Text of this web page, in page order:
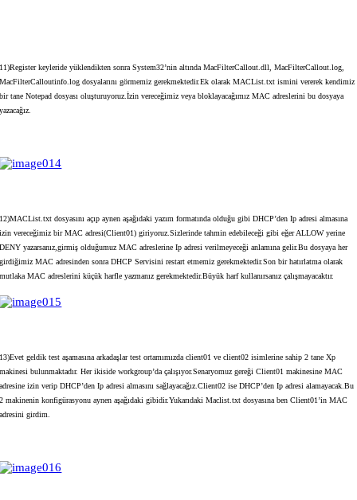
11)Register keyleride yüklendikten sonra System32’nin altında MacFilterCallout.dll, MacFilterCallout.log,
MacFilterCalloutinfo.log dosyalarını görmemiz gerekmektedir.Ek olarak MACList.txt ismini vererek kendimiz
bir tane Notepad dosyası oluşturuyoruz.İzin vereceğimiz veya bloklayacağımız MAC adreslerini bu dosyaya
yazacağız.
12)MACList.txt dosyasını açıp aynen aşağıdaki yazım formatında olduğu gibi DHCP’den Ip adresi almasına
izin vereceğimiz bir MAC adresi(Client01) giriyoruz.Sizlerinde tahmin edebileceği gibi eğer ALLOW yerine
DENY yazarsanız,girmiş olduğumuz MAC adreslerine Ip adresi verilmeyeceği anlamına gelir.Bu dosyaya her
girdiğimiz MAC adresinden sonra DHCP Servisini restart etmemiz gerekmektedir.Son bir hatırlatma olarak
mutlaka MAC adreslerini küçük harfle yazmanız gerekmektedir.Büyük harf kullanırsanız çalışmayacaktır.
13)Evet geldik test aşamasına arkadaşlar test ortamımızda client01 ve client02 isimlerine sahip 2 tane Xp
makinesi bulunmaktadır. Her ikiside workgroup’da çalışıyor.Senaryomuz gereği Client01 makinesine MAC
adresine izin verip DHCP’den Ip adresi almasını sağlayacağız.Client02 ise DHCP’den Ip adresi alamayacak.Bu
2 makinenin konfigürasyonu aynen aşağıdaki gibidir.Yukarıdaki Maclist.txt dosyasına ben Client01’in MAC
adresini girdim.